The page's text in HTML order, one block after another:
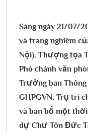
Sáng ngày 21/07/
và trang nghiêm
Nội), Thượng tọa
Phó chánh văn
Trưởng ban
GHPGVN, Trụ trì
và ban bố một
dự Chư Tôn Đức